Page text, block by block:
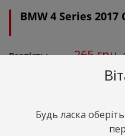
BMW 4 Series
Вартість: 265грн.
Будь ласка